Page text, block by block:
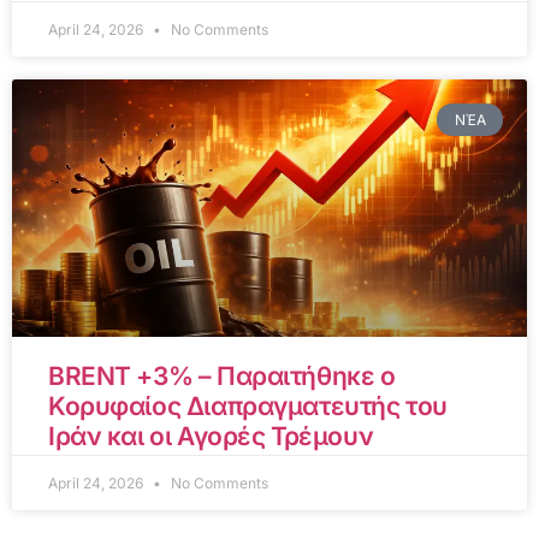
April 24, 2026 No Comments
ΝΈΑ
BRENT +3% – Παραιτήθηκε ο
Κορυφαίος Διαπραγματευτής του
Ιράν και οι Αγορές Τρέμουν
April 24, 2026 No Comments